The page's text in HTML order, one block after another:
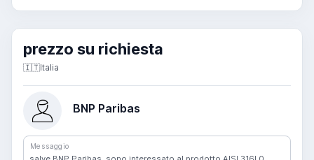
prezzo su richiesta
🇮🇹Italia
BNP Paribas
Messaggio